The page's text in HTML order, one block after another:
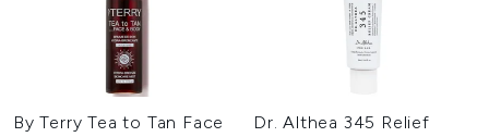
By Terry Tea to Tan Face
Dr. Althea 345 Relief